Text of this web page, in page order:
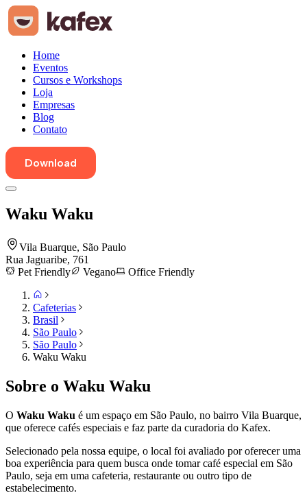
Home
Eventos
Cursos e Workshops
Loja
Empresas
Blog
Contato
Download
Waku Waku
Vila Buarque, São Paulo
Rua Jaguaribe, 761
Pet Friendly
Vegano Office Friendly
Cafeterias
Brasil
São Paulo
São Paulo
Waku Waku
Sobre o Waku Waku
O Waku Waku é um espaço em São Paulo, no bairro Vila Buarque,
que oferece cafés especiais e faz parte da curadoria do Kafex.
Selecionado pela nossa equipe, o local foi avaliado por oferecer uma
boa experiência para quem busca onde tomar café especial em São
Paulo, seja em uma cafeteria, restaurante ou outro tipo de
estabelecimento.